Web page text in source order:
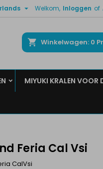
Welkom, Inloggen of

Winkelwagen 0
MIYUKI KRALEN VOOR
Feria Cal Vsi
CalVsi